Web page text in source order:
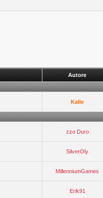
Autore
Kalle
zzo Duro
SilverOly
MillenniumGames
Erik91